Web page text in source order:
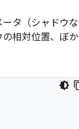
タ（シャドウな
相対位置、ぼか